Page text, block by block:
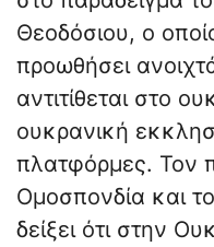
Θεοδόσιου, ο
προωθήσει
αντιτίθεται στο
ουκρανική
πλατφόρμες. Τον
Ομοσπονδία και
δείξει ότι στην